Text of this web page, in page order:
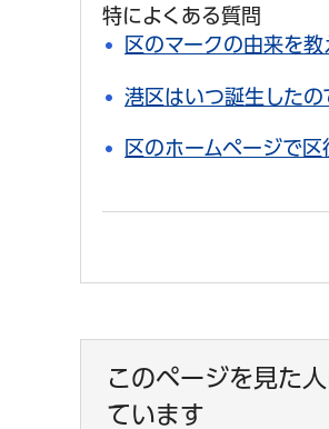
特によくある質問
区のマークの由来を教
港区はいつ誕生したの
区のホームページで
このページを見た
ています